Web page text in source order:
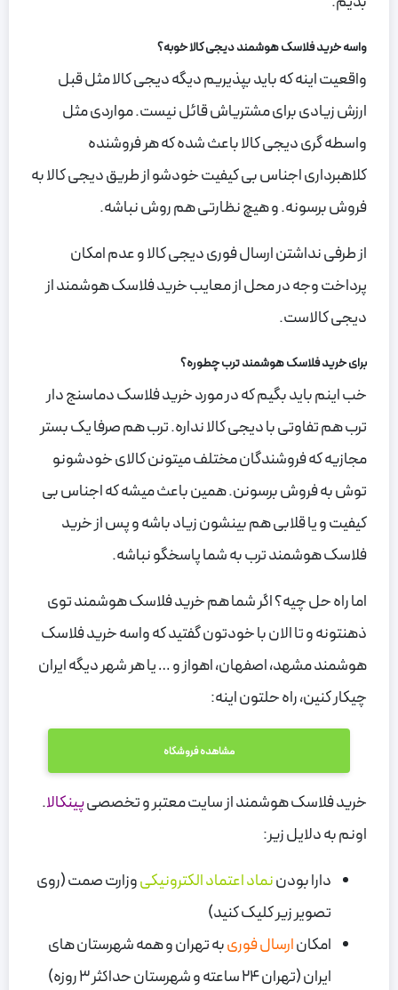
واسه خرید فلاسک هوشمند دیجی کالا خوبه؟
واقعیت اینه که باید بپذیریم دیگه دیجی کالا مثل قبل
ارزش زیادی برای مشتریاش قائل نیست. مواردی مثل
واسطه گری دیجی کالا باعث شده که هر فروشنده
کلاهبرداری اجناس بی کیفیت خودشو از طریق دیجی کالا به
فروش برسونه. و هیچ نظارتی هم روش نباشه.
از طرفی نداشتن ارسال فوری دیجی کالا و عدم امکان
پرداخت وجه در محل از معایب خرید فلاسک هوشمند از
دیجی کالاست.
برای خرید فلاسک هوشمند ترب چطوره؟
خب اینم باید بگیم که در مورد خرید فلاسک دماسنج دار
ترب هم تفاوتی با دیجی کالا نداره. ترب هم صرفا یک بستر
مجازیه که فروشندگان مختلف میتونن کالای خودشونو
توش به فروش برسونن. همین باعث میشه که اجناس بی
کیفیت و یا قلابی هم بینشون زیاد باشه و پس از خرید
فلاسک هوشمند ترب به شما پاسخگو نباشه.
اما راه حل چیه؟ اگر شما هم خرید فلاسک هوشمند توی
ذهنتونه و تا الان با خودتون گفتید که واسه خرید فلاسک
هوشمند مشهد، اصفهان، اهواز و … یا هر شهر دیگه ایران
چیکار کنین، راه حلتون اینه:
مشاهده فروشگاه
خرید فلاسک هوشمند از سایت معتبر و تخصصیپینکالا.
اونم به دلایل زیر:
دارا بودننماد اعتماد الکترونیکیوزارت صمت (روی
تصویر زیر کلیک کنید)
امکانارسال فوریبه تهران و همه شهرستان های
ایران (تهران 24 ساعته و شهرستان حداکثر 3 روزه)